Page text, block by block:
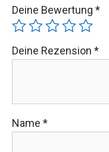
Deine Bewertung *
Deine Rezension *
Name *